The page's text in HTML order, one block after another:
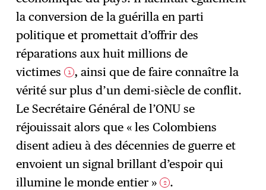
la conversion de la guérilla en parti
politique et promettait d’offrir des
réparations aux huit millions de
victimes 1 , ainsi que de faire connaître la
vérité sur plus d’un demi-siècle de conflit.
Le Secrétaire Général de l’ONU se
réjouissait alors que « les Colombiens
disent adieu à des décennies de guerre et
envoient un signal brillant d’espoir qui
illumine le monde entier » 2 .